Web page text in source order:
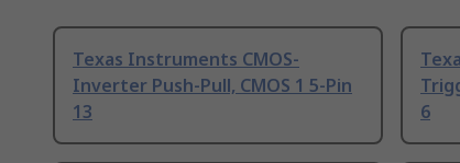
Texas Instruments CMOS-
Inverter Push-Pull, CMOS 1 5-Pin
13
6